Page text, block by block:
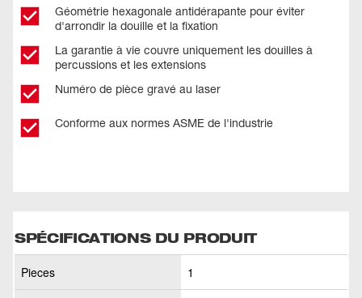
Géométrie hexagonale antidérapante pour éviter
d'arrondir la douille et la fixation
La garantie à vie couvre uniquement les douilles à
percussions et les extensions
Numéro de pièce gravé au laser
Conforme aux normes ASME de l'industrie
SPÉCIFICATIONS DU PRODUIT
Pieces 1